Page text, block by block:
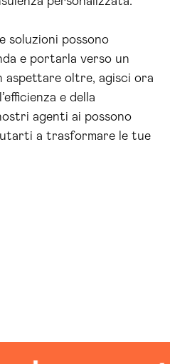
soluzioni possono
e portarla verso un
aspettare oltre, agisci ora
e della
agenti ai possono
a trasformare le tue